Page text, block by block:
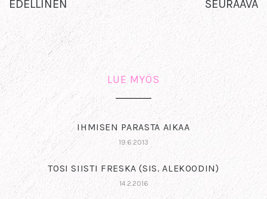
EDELLINEN SEURAAVA
LUE MYÖS
IHMISEN PARASTA AIKAA
19.6.2013
TOSI SIISTI FRESKA (SIS. ALEKOODIN)
14.2.2016